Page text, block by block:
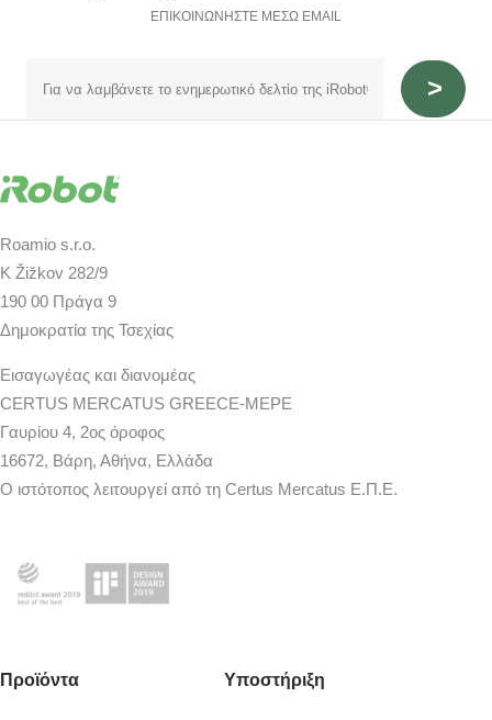
ΕΠΙΚΟΙΝΩΝΗΣΤΕ ΜΕΣΩ EMAIL
Roamio s.r.o.
K Žižkov 282/9
190 00 Πράγα 9
Δημοκρατία της Τσεχίας
Εισαγωγέας και διανομέας
CERTUS MERCATUS GREECE-MEPE
Γαυρίου 4, 2ος όροφος
16672, Βάρη, Αθήνα, Ελλάδα
Ο ιστότοπος λειτουργεί από τη Certus Mercatus Ε.Π.Ε.
Προϊόντα Υποστήριξη